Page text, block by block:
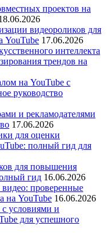
проектов на
видеороликов для
YouTube 17.06.2026
интеллекта
трендов на
на YouTube с
руководство
и рекламодателями
17.06.2026
для оценки
полный гид для
для повышения
гид 16.06.2026
видео: проверенные
на YouTube 16.06.2026
с условиями и
для успешного